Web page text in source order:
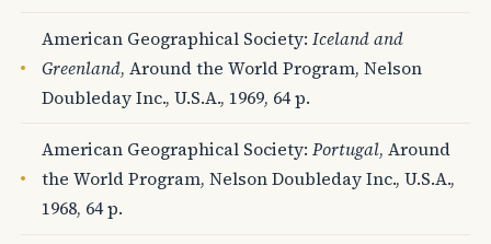
American Geographical Society:Iceland and
Greenland, Around the World Program, Nelson
Doubleday Inc., U.S.A., 1969, 64 p.
American Geographical Society:Portugal, Around
the World Program, Nelson Doubleday Inc., U.S.A.,
1968, 64 p.